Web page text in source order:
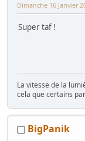
Dimanche 16 Janvier
Super taf !
La vitesse de la
cela que certains
BigPanik